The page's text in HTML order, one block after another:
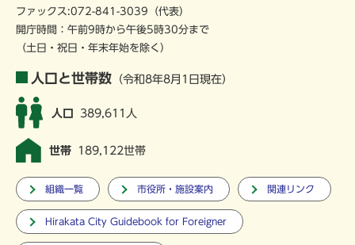
ファックス:072-841-3039（代表）
開庁時間：午前9時から午後5時30分まで
（土日・祝日・年末年始を除く）
人口と世帯数 （令和8年8月1日現在）
人口 389,611人
世帯 189,122世帯
組織一覧 市役所・施設案内 関連リンク
Hirakata City Guidebook for Foreigner